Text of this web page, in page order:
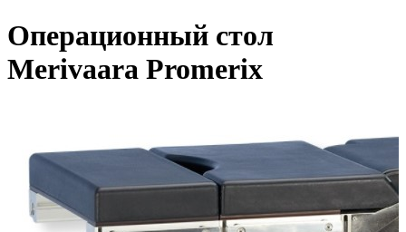
Операционный стол
Merivaara Promerix